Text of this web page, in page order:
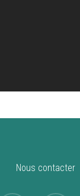
Nous contacter